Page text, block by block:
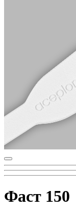
Фаст 150